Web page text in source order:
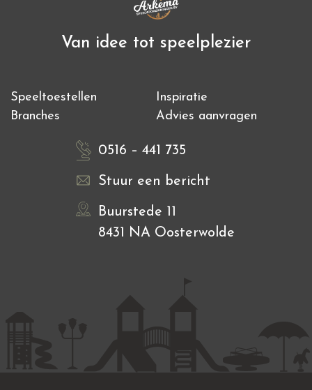
Van idee tot speelplezier
Speeltoestellen
Inspiratie
Branches
Advies aanvragen
0516 – 441 735
Stuur een bericht
Buurstede 11
8431 NA Oosterwolde